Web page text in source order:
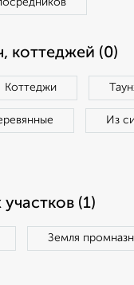
коттеджей (0)
Коттеджи
Из
(1)
Земля